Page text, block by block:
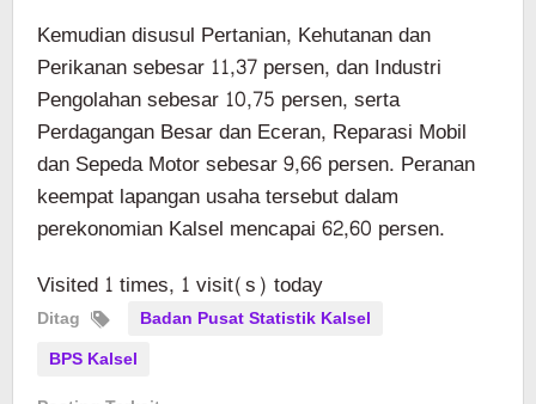
Kemudian disusul Pertanian, Kehutanan dan
Perikanan sebesar 11,37 persen, dan Industri
Pengolahan sebesar 10,75 persen, serta
Perdagangan Besar dan Eceran, Reparasi Mobil
dan Sepeda Motor sebesar 9,66 persen. Peranan
keempat lapangan usaha tersebut dalam
perekonomian Kalsel mencapai 62,60 persen.
Visited 1 times, 1 visit(s) today
Ditag
Badan Pusat Statistik Kalsel
BPS Kalsel